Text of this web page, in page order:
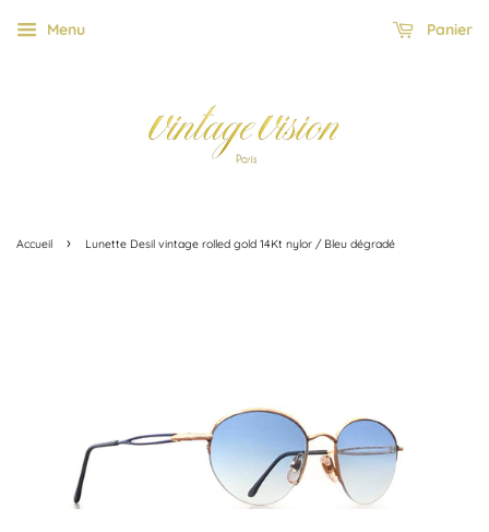
Menu Panier
Accueil › Lunette Desil vintage rolled gold 14Kt nylor / Bleu dégradé